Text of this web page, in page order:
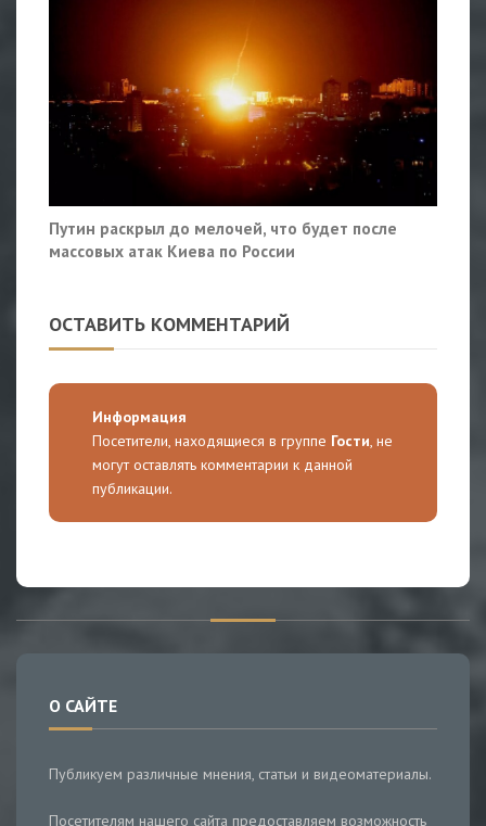
Путин раскрыл до мелочей, что будет после
массовых атак Киева по России
ОСТАВИТЬ КОММЕНТАРИЙ
Информация
Посетители, находящиеся в группе Гости , не
могут оставлять комментарии к данной
публикации.
О САЙТЕ
Публикуем различные мнения, статьи и видеоматериалы.
Посетителям нашего сайта предоставляем возможность